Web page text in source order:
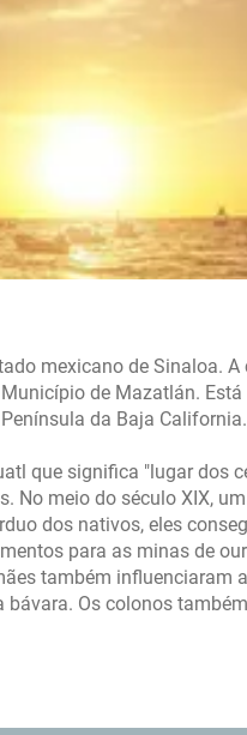
mexicano de Sinaloa.
de Mazatlán. Está
da Baja California.
que significa "lugar dos
No meio do século XIX,
dos nativos, eles
para as minas de
também influenciaram
Os colonos